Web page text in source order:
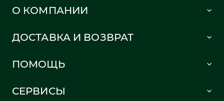
О КОМПАНИИ
Политика в отношении обработки персональных данных
ДОСТАВКА И ВОЗВРАТ
Информация о доставке
Правила возврата
ПОМОЩЬ
Карта сайта
СЕРВИСЫ